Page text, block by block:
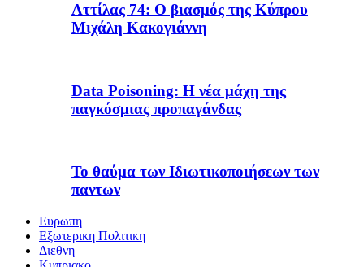
Αττίλας 74: Ο βιασμός της Κύπρου
Μιχάλη Κακογιάννη
Data Poisoning: Η νέα μάχη της
παγκόσμιας προπαγάνδας
Το θαύμα των Ιδιωτικοποιήσεων των
παντων
Ευρωπη
Εξωτερικη Πολιτικη
Διεθνη